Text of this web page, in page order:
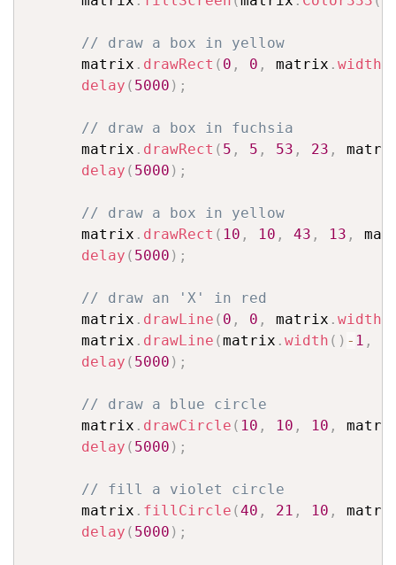
// draw a box in yellow
      matrix
. drawRect ( 0 , 0 , matrix . width
delay ( 5000 ) ;
// draw a box in fuchsia
      matrix
. drawRect ( 5 , 5 , 53 , 23 ,
delay ( 5000 ) ;
// draw a box in yellow
      matrix
. drawRect ( 10 , 10 , 43 , 13 ,
delay ( 5000 ) ;
// draw an 'X' in red
      matrix
. drawLine ( 0 , 0 , matrix . width
      matrix
. drawLine (matrix . width ( ) - 1 ,
delay ( 5000 ) ;
// draw a blue circle
      matrix
. drawCircle ( 10 , 10 , 10 ,
delay ( 5000 ) ;
// fill a violet circle
      matrix
. fillCircle (40 , 21 , 10 ,
delay ( 5000 ) ;